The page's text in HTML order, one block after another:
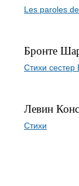
Les paroles
Бронте
Стихи сестер
Левин
Стихи